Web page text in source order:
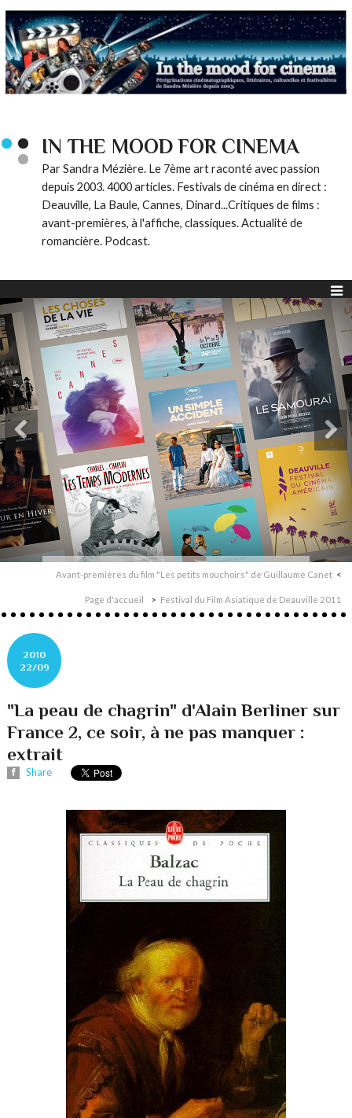
IN THE MOOD FOR CINEMA
Par Sandra Mézière. Le 7ème art raconté avec passion
depuis 2003. 4000 articles. Festivals de cinéma en direct :
Deauville, La Baule, Cannes, Dinard...Critiques de films :
avant-premières, à l'affiche, classiques. Actualité de
romancière. Podcast.
Avant-premières du film "Les petits mouchoirs" de Guillaume Canet
Page d'accueil Festival du Film Asiatique de Deauville 2011
2010
22/09
"La peau de chagrin" d'Alain Berliner sur
France 2, ce soir, à ne pas manquer :
extrait
Share